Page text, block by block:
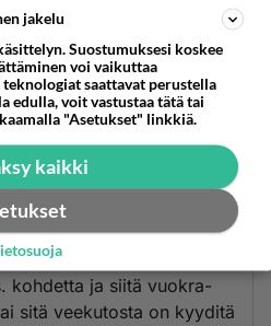
auto , niin mitä väliä
auton käyttäjälle ?
Kommentoi
päivittäiseen
ajoon sopiva vuokra-
esim. junamatka
kohdetta ja siitä vuokra-
sitä veekutosta on kyyditä
jakelu
Suostumuksesi koskee
voi vaikuttaa
saattavat perustella
edulla, voit vastustaa tätä tai
"Asetukset" linkkiä.
kaikki